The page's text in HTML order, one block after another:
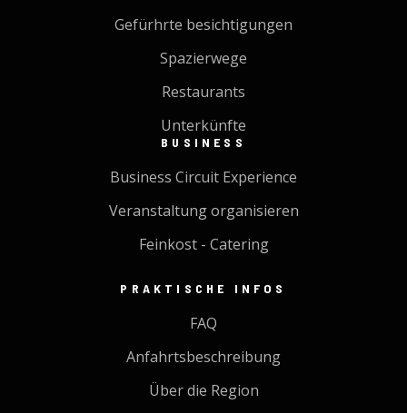
Gefürhrte besichtigungen
Spazierwege
Restaurants
Unterkünfte
BUSINESS
Business Circuit Experience
Veranstaltung organisieren
Feinkost - Catering
PRAKTISCHE INFOS
FAQ
Anfahrtsbeschreibung
Über die Region